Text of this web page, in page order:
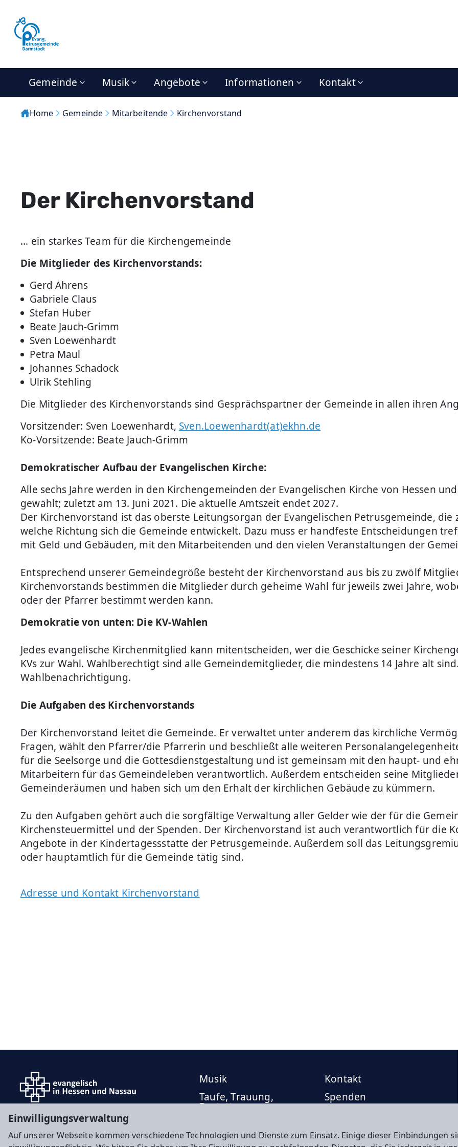
Einwilligungsverwaltung
Auf unserer Webseite kommen verschiedene Technologien und Dienste zum Einsatz. Einige dieser Einbindungen
Gemeinde Musik Angebote Informationen Kontakt
Home Gemeinde Mitarbeitende Kirchenvorstand
Der Kirchenvorstand
... ein starkes Team für die Kirchengemeinde
Die Mitglieder des Kirchenvorstands:
Gerd Ahrens
Gabriele Claus
Stefan Huber
Beate Jauch-Grimm
Sven Loewenhardt
Petra Maul
Johannes Schadock
Ulrik Stehling
Die Mitglieder des Kirchenvorstands sind Gesprächspartner der Gemeinde in allen ihren
Vorsitzender: Sven Loewenhardt, Sven.Loewenhardt(at)ekhn.de
Ko-Vorsitzende: Beate Jauch-Grimm
Demokratischer Aufbau der Evangelischen Kirche:
Alle sechs Jahre werden in den Kirchengemeinden der Evangelischen Kirche von Hessen
gewählt; zuletzt am 13. Juni 2021. Die aktuelle Amtszeit endet 2027.
Der Kirchenvorstand ist das oberste Leitungsorgan der Evangelischen Petrusgemeinde, die
welche Richtung sich die Gemeinde entwickelt. Dazu muss er handfeste Entscheidungen
mit Geld und Gebäuden, mit den Mitarbeitenden und den vielen Veranstaltungen der
Entsprechend unserer Gemeindegröße besteht der Kirchenvorstand aus bis zu zwölf
Kirchenvorstands bestimmen die Mitglieder durch geheime Wahl für jeweils zwei Jahre,
oder der Pfarrer bestimmt werden kann.
Demokratie von unten: Die KV-Wahlen
Jedes evangelische Kirchenmitglied kann mitentscheiden, wer die Geschicke seiner
KVs zur Wahl. Wahlberechtigt sind alle Gemeindemitglieder, die mindestens 14 Jahre alt
Wahlbenachrichtigung.
Die Aufgaben des Kirchenvorstands
Der Kirchenvorstand leitet die Gemeinde. Er verwaltet unter anderem das kirchliche
Fragen, wählt den Pfarrer/die Pfarrerin und beschließt alle weiteren
für die Seelsorge und die Gottesdienstgestaltung und ist gemeinsam mit den haupt- und
Mitarbeitern für das Gemeindeleben verantwortlich. Außerdem entscheiden seine
Gemeinderäumen und haben sich um den Erhalt der kirchlichen Gebäude zu kümmern.
Zu den Aufgaben gehört auch die sorgfältige Verwaltung aller Gelder wie der für die
Kirchensteuermittel und der Spenden. Der Kirchenvorstand ist auch verantwortlich für die
Angebote in der Kindertagessstätte der Petrusgemeinde. Außerdem soll das
oder hauptamtlich für die Gemeinde tätig sind.
Adresse und Kontakt Kirchenvorstand
Musik
Taufe, Trauung,
Bestattung
Kontakt
Spenden